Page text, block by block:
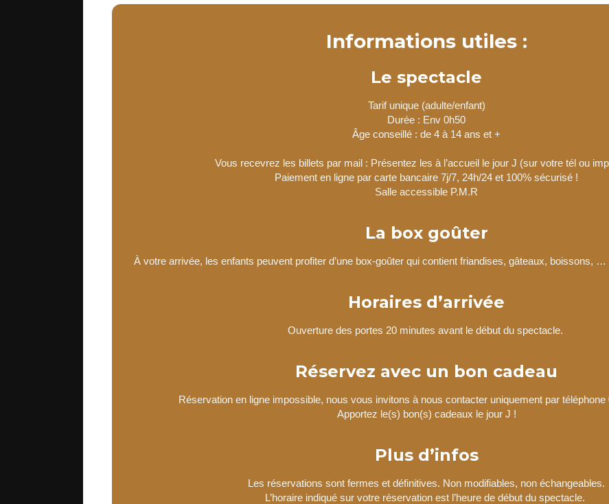
Informations utiles :
Le spectacle
Tarif unique (adulte/enfant)
Durée : Env 0h50
Âge conseillé : de 4 à 14 ans et +
Vous recevrez les billets par mail : Présentez les à l’accueil le jour J (sur votre tél ou
Paiement en ligne par carte bancaire 7j/7, 24h/24 et 100% sécurisé !
Salle accessible P.M.R
La box goûter
À votre arrivée, les enfants peuvent profiter d’une box-goûter qui contient friandises, gâteaux, boissons, …
Horaires d’arrivée
Ouverture des portes 20 minutes avant le début du spectacle.
Réservez avec un bon cadeau
Réservation en ligne impossible, nous vous invitons à nous contacter uniquement par téléphone
Apportez le(s) bon(s) cadeaux le jour J !
Plus d’infos
Les réservations sont fermes et définitives. Non modifiables, non échangeables.
L’horaire indiqué sur votre réservation est l’heure de début du spectacle.